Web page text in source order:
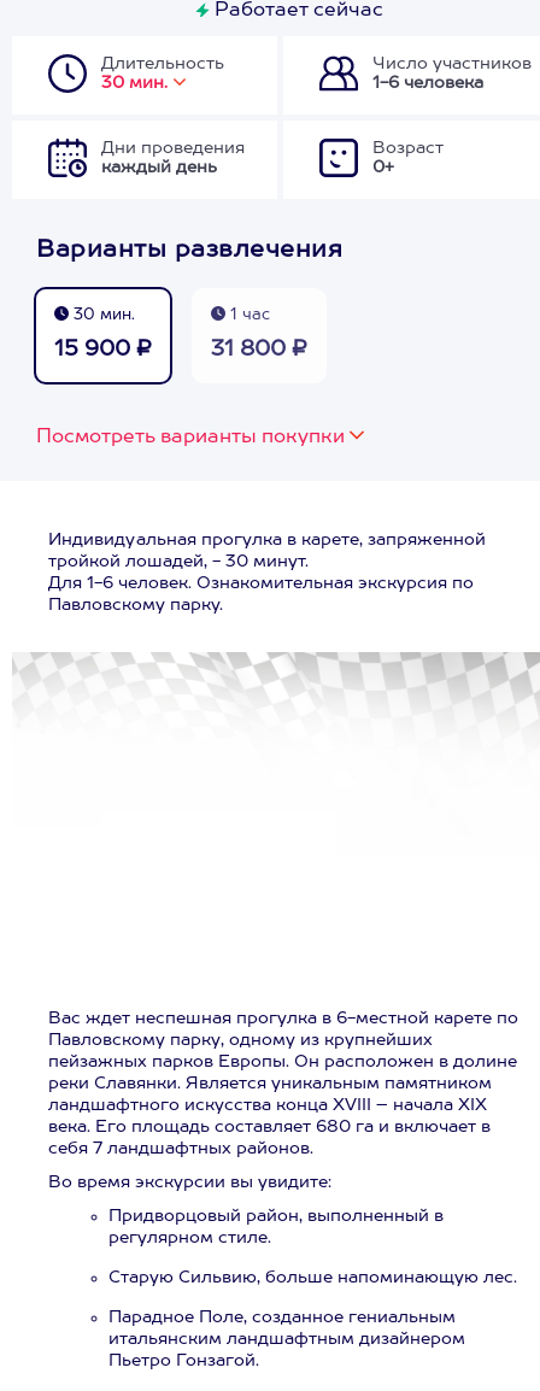
Работает сейчас
Длительность
30 мин.
Число участников
1-6 человека
Дни проведения
каждый день
Возраст
0+
Варианты развлечения
30 мин.
15 900 ₽
1 час
31 800 ₽
Посмотреть варианты покупки
Индивидуальная прогулка в карете, запряженной
тройкой лошадей, - 30 минут.
Для 1-6 человек. Ознакомительная экскурсия по
Павловскому парку.
Вас ждет неспешная прогулка в 6-местной карете по
Павловскому парку, одному из крупнейших
пейзажных парков Европы. Он расположен в долине
реки Славянки. Является уникальным памятником
ландшафтного искусства конца XVIII – начала XIX
века. Его площадь составляет 680 га и включает в
себя 7 ландшафтных районов.
Во время экскурсии вы увидите:
Придворцовый район, выполненный в
регулярном стиле.
Старую Сильвию, больше напоминающую лес.
Парадное Поле, созданное гениальным
итальянским ландшафтным дизайнером
Пьетро Гонзагой.